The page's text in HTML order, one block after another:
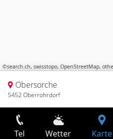
©search.ch, swisstopo, OpenStreetMap,
Obersorche
5452 Oberrohrdorf
Tel Wetter Karte